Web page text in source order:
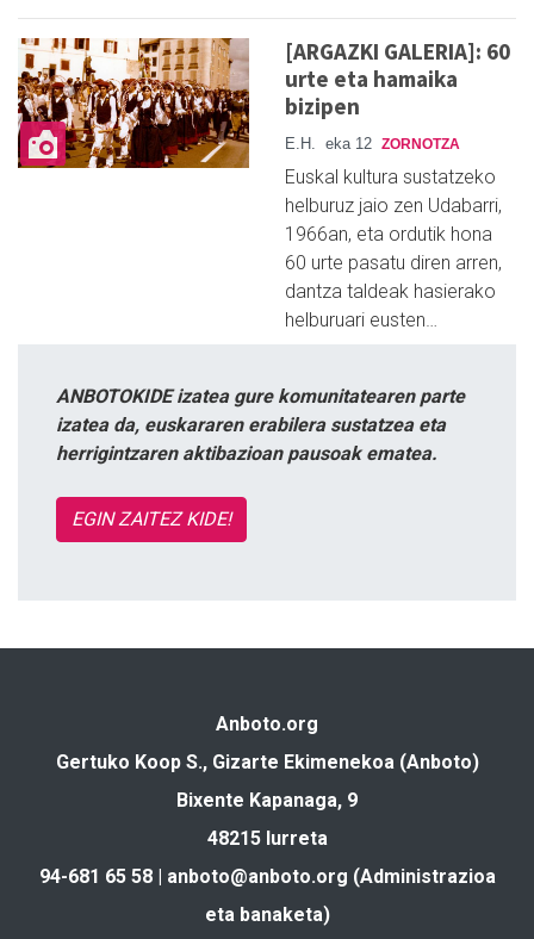
[ARGAZKI GALERIA]: 60
urte eta hamaika
bizipen
E.H. eka 12 ZORNOTZA
Euskal kultura sustatzeko
helburuz jaio zen Udabarri,
1966an, eta ordutik hona
60 urte pasatu diren arren,
dantza taldeak hasierako
helburuari eusten…
ANBOTOKIDE izatea gure komunitatearen parte
izatea da, euskararen erabilera sustatzea eta
herrigintzaren aktibazioan pausoak ematea.
EGIN ZAITEZ KIDE!
Anboto.org
Gertuko Koop S., Gizarte Ekimenekoa (Anboto)
Bixente Kapanaga, 9
48215 Iurreta
94-681 65 58 | anboto@anboto.org (Administrazioa
eta banaketa)